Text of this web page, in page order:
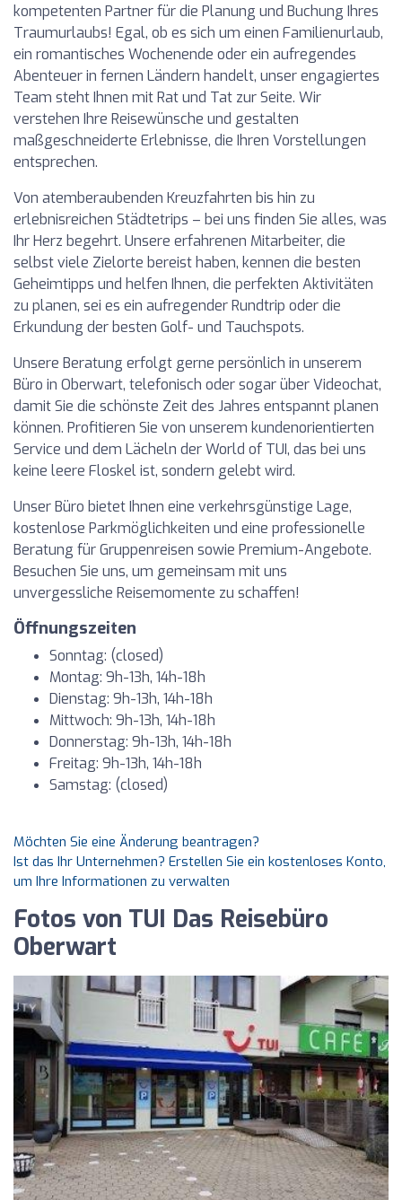
kompetenten Partner für die Planung und Buchung Ihres
Traumurlaubs! Egal, ob es sich um einen Familienurlaub,
ein romantisches Wochenende oder ein aufregendes
Abenteuer in fernen Ländern handelt, unser engagiertes
Team steht Ihnen mit Rat und Tat zur Seite. Wir
verstehen Ihre Reisewünsche und gestalten
maßgeschneiderte Erlebnisse, die Ihren Vorstellungen
entsprechen.
Von atemberaubenden Kreuzfahrten bis hin zu
erlebnisreichen Städtetrips – bei uns finden Sie alles, was
Ihr Herz begehrt. Unsere erfahrenen Mitarbeiter, die
selbst viele Zielorte bereist haben, kennen die besten
Geheimtipps und helfen Ihnen, die perfekten Aktivitäten
zu planen, sei es ein aufregender Rundtrip oder die
Erkundung der besten Golf- und Tauchspots.
Unsere Beratung erfolgt gerne persönlich in unserem
Büro in Oberwart, telefonisch oder sogar über Videochat,
damit Sie die schönste Zeit des Jahres entspannt planen
können. Profitieren Sie von unserem kundenorientierten
Service und dem Lächeln der World of TUI, das bei uns
keine leere Floskel ist, sondern gelebt wird.
Unser Büro bietet Ihnen eine verkehrsgünstige Lage,
kostenlose Parkmöglichkeiten und eine professionelle
Beratung für Gruppenreisen sowie Premium-Angebote.
Besuchen Sie uns, um gemeinsam mit uns
unvergessliche Reisemomente zu schaffen!
Öffnungszeiten
Sonntag: (closed)
Montag: 9h-13h, 14h-18h
Dienstag: 9h-13h, 14h-18h
Mittwoch: 9h-13h, 14h-18h
Donnerstag: 9h-13h, 14h-18h
Freitag: 9h-13h, 14h-18h
Samstag: (closed)
Möchten Sie eine Änderung beantragen?
Ist das Ihr Unternehmen? Erstellen Sie ein kostenloses Konto,
um Ihre Informationen zu verwalten
Fotos von TUI Das Reisebüro
Oberwart